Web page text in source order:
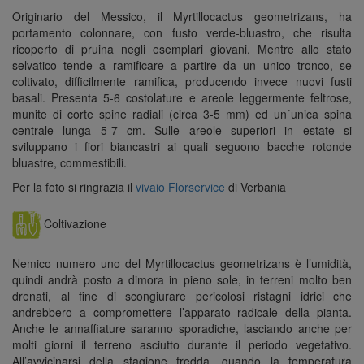
Originario del Messico, il Myrtillocactus geometrizans, ha
portamento colonnare, con fusto verde-bluastro, che risulta
ricoperto di pruina negli esemplari giovani. Mentre allo stato
selvatico tende a ramificare a partire da un unico tronco, se
coltivato, difficilmente ramifica, producendo invece nuovi fusti
basali. Presenta 5-6 costolature e areole leggermente feltrose,
munite di corte spine radiali (circa 3-5 mm) ed un´unica spina
centrale lunga 5-7 cm. Sulle areole superiori in estate si
sviluppano i fiori biancastri ai quali seguono bacche rotonde
bluastre, commestibili.
Per la foto si ringrazia il vivaio Florservice di Verbania
Coltivazione
Nemico numero uno del Myrtillocactus geometrizans è l’umidità,
quindi andrà posto a dimora in pieno sole, in terreni molto ben
drenati, al fine di scongiurare pericolosi ristagni idrici che
andrebbero a compromettere l’apparato radicale della pianta.
Anche le annaffiature saranno sporadiche, lasciando anche per
molti giorni il terreno asciutto durante il periodo vegetativo.